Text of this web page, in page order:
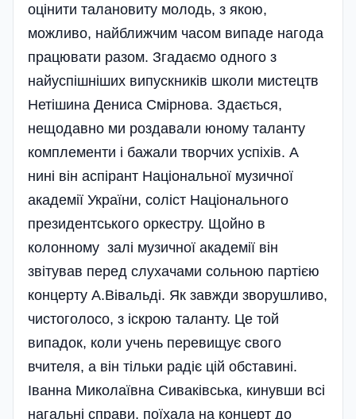
оцінити талановиту молодь, з якою,
можливо, найближчим часом випаде нагода
працювати разом. Згадаємо одного з
найуспішніших випускників школи мистецтв
Нетішина Дениса Смірнова. Здається,
нещодавно ми роздавали юному таланту
комплементи і бажали творчих успіхів. А
нині він аспірант Національної музичної
академії України, соліст Національного
президентського оркестру. Щойно в
колонному залі музичної академії він
звітував перед слухачами сольною партією
концерту А.Вівальді. Як завжди зворушливо,
чистоголосо, з іскрою таланту. Це той
випадок, коли учень перевищує свого
вчителя, а він тільки радіє цій обставині.
Іванна Миколаївна Сиваківська, кинувши всі
нагальні справи, поїхала на концерт до